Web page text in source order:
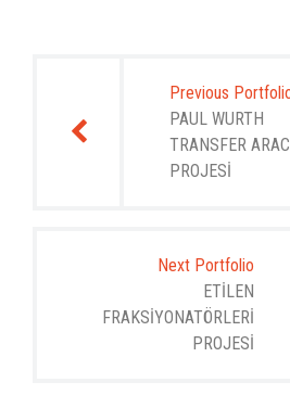
gezinmesi
Previous
PAUL WURTH
TRANSFER ARACI
PROJESİ
Next Portfolio
ETİLEN
FRAKSİYONATÖRLERİ
PROJESİ